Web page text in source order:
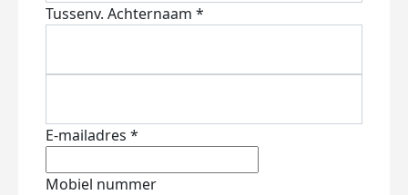
Tussenv. Achternaam *
E-mailadres *
Mobiel nummer